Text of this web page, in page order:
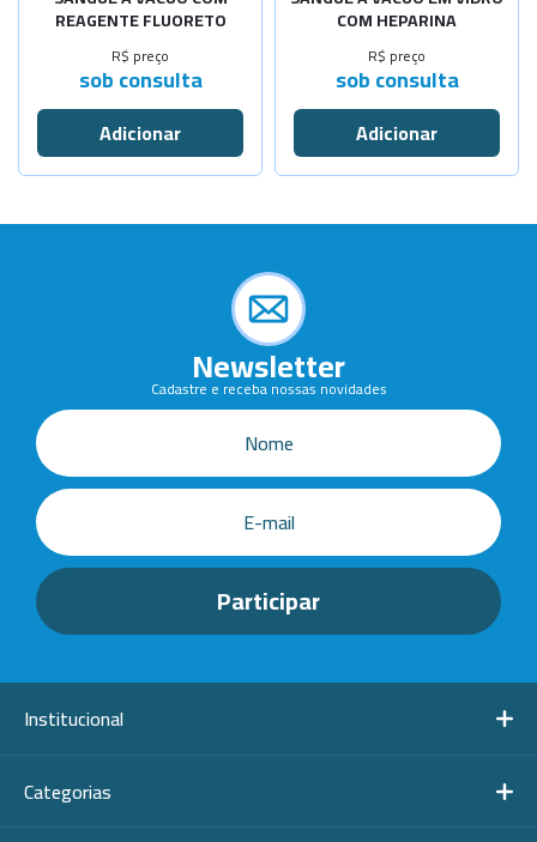
REAGENTE FLUORETO
R$ preço
sob consulta
COM HEPARINA
R$ preço
sob consulta
Newsletter
Cadastre e receba nossas novidades
Institucional
Categorias